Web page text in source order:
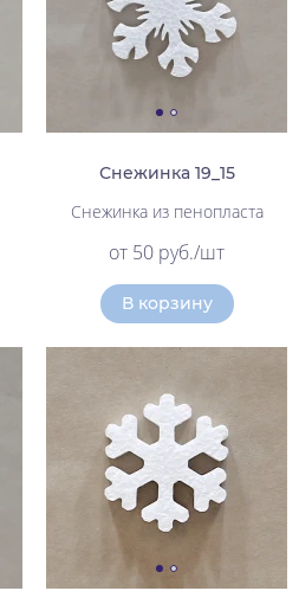
Снежинка 19_15
Снежинка из пенопласта
от 50 руб./шт
В корзину